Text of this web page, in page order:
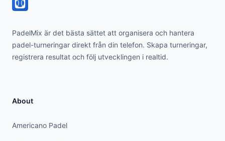
PadelMix är det bästa sättet att organisera och hantera
padel-turneringar direkt från din telefon. Skapa turneringar,
registrera resultat och följ utvecklingen i realtid.
About
Americano Padel